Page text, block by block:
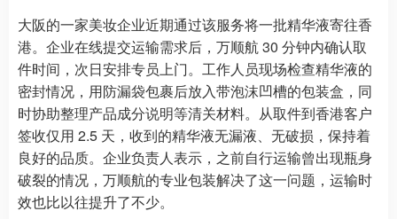
大阪的一家美妆企业近期通过该服务将一批精华液寄往香
港。企业在线提交运输需求后，万顺航 30 分钟内确认取
件时间，次日安排专员上门。工作人员现场检查精华液的
密封情况，用防漏袋包裹后放入带泡沫凹槽的包装盒，同
时协助整理产品成分说明等清关材料。从取件到香港客户
签收仅用 2.5 天，收到的精华液无漏液、无破损，保持着
良好的品质。企业负责人表示，之前自行运输曾出现瓶身
破裂的情况，万顺航的专业包装解决了这一问题，运输时
效也比以往提升了不少。